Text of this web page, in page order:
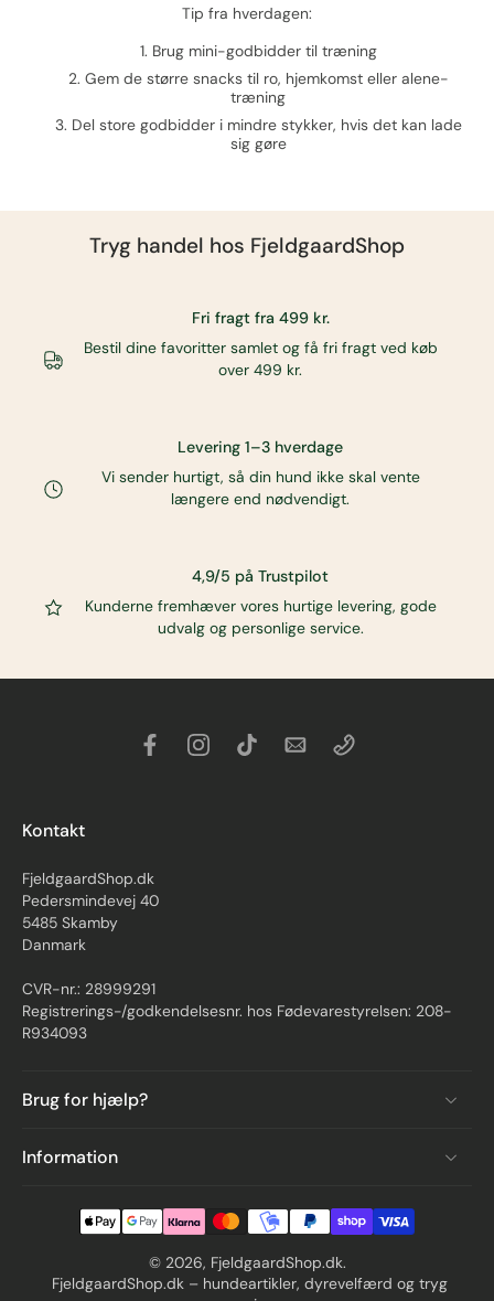
Tip fra hverdagen:
Brug mini-godbidder til træning
Gem de større snacks til ro, hjemkomst eller alene-
træning
Del store godbidder i mindre stykker, hvis det kan lade
sig gøre
Tryg handel hos FjeldgaardShop
Fri fragt fra 499 kr.
Bestil dine favoritter samlet og få fri fragt ved køb
over 499 kr.
Levering 1–3 hverdage
Vi sender hurtigt, så din hund ikke skal vente
længere end nødvendigt.
4,9/5 på Trustpilot
Kunderne fremhæver vores hurtige levering, gode
udvalg og personlige service.
Kontakt
FjeldgaardShop.dk
Pedersmindevej 40
5485 Skamby
Danmark
CVR-nr.: 28999291
Registrerings-/godkendelsesnr. hos Fødevarestyrelsen: 208-
R934093
Brug for hjælp?
Information
© 2026, FjeldgaardShop.dk.
FjeldgaardShop.dk – hundeartikler, dyrevelfærd og tryg